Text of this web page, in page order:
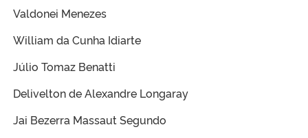
Valdonei Menezes
William da Cunha Idiarte
Júlio Tomaz Benatti
Delivelton de Alexandre Longaray
Jai Bezerra Massaut Segundo